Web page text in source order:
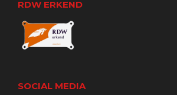
RDW ERKEND
SOCIAL MEDIA